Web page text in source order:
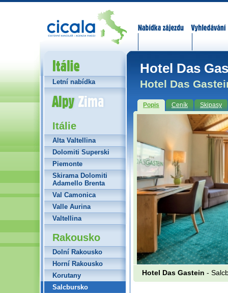
Hotel Das
Hotel Das
Popis Ceník Skipasy
Hotel Das Gastein -
Itálie
Letní nabídka
Alpy Zima
Itálie
Alta Valtellina
Dolomiti Superski
Piemonte
Skirama Dolomiti
Adamello Brenta
Val Camonica
Valle Aurina
Valtellina
Rakousko
Dolní Rakousko
Horní Rakousko
Korutany
Salcbursko